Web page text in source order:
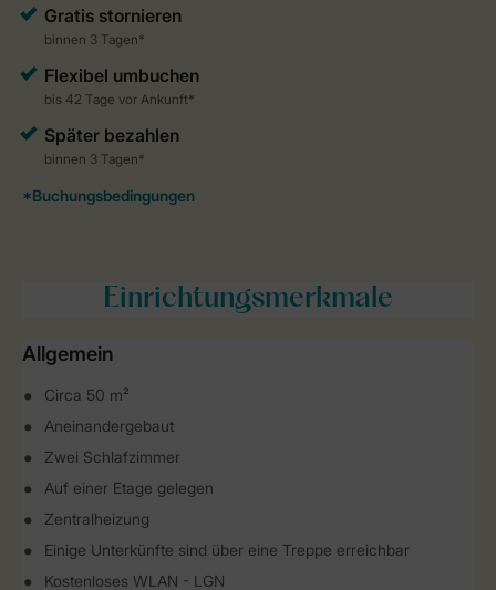
Einrichtungsmerkmale
Allgemein
Circa 50 m²
Aneinandergebaut
Zwei Schlafzimmer
Auf einer Etage gelegen
Zentralheizung
Einige Unterkünfte sind über eine Treppe erreichbar
Kostenloses WLAN - LGN